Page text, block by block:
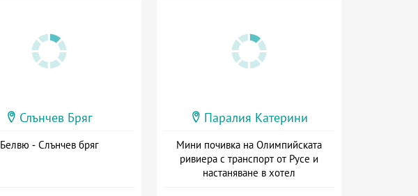
Слънчев Бряг
Белвю - Слънчев бряг
Паралия Катерини
Мини почивка на Олимпийската
ривиера с транспорт от Русе и
настаняване в хотел